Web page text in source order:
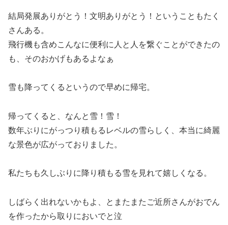
結局発展ありがとう！文明ありがとう！ということもたく
さんある。
飛行機も含めこんなに便利に人と人を繋ぐことができたの
も、そのおかげもあるよなぁ
雪も降ってくるというので早めに帰宅。
帰ってくると、なんと雪！雪！
数年ぶりにがっつり積もるレベルの雪らしく、本当に綺麗
な景色が広がっておりました。
私たちも久しぶりに降り積もる雪を見れて嬉しくなる。
しばらく出れないかもよ、とまたまたご近所さんがおでん
を作ったから取りにおいでと泣